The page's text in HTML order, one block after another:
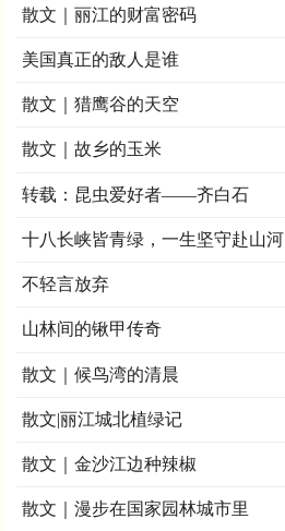
散文｜丽江的财富密码
美国真正的敌人是谁
散文｜猎鹰谷的天空
散文｜故乡的玉米
转载：昆虫爱好者——齐白石
十八长峡皆青绿，一生坚守赴山河
不轻言放弃
山林间的锹甲传奇
散文｜候鸟湾的清晨
散文|丽江城北植绿记
散文｜金沙江边种辣椒
散文｜漫步在国家园林城市里